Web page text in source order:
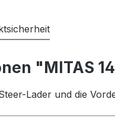
"MITAS
Lader und die